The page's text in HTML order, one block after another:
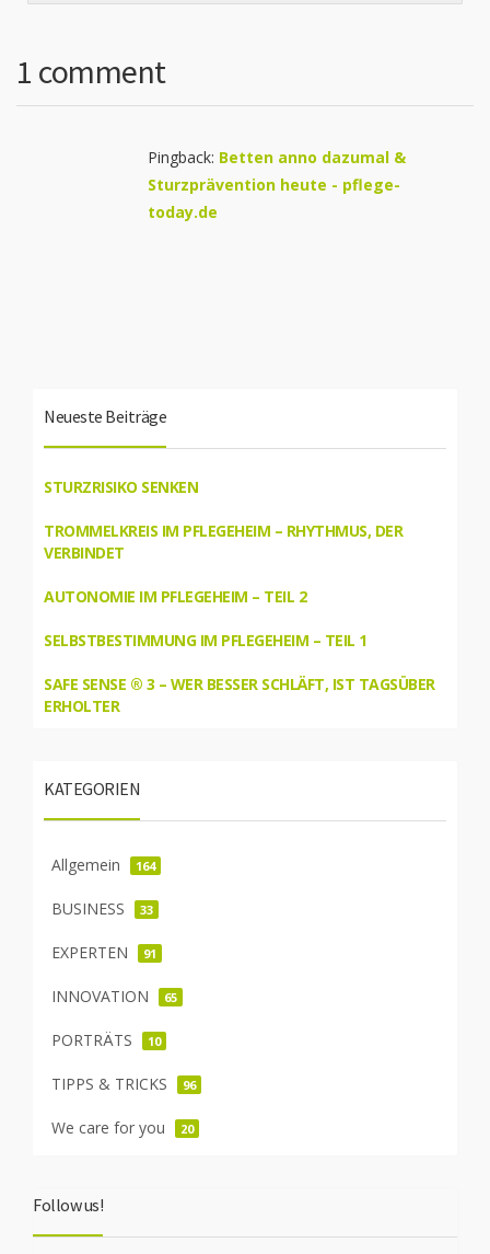
1 comment
Pingback: Betten anno dazumal &
Sturzprävention heute - pflege-
today.de
Neueste Beiträge
STURZRISIKO SENKEN
TROMMELKREIS IM PFLEGEHEIM – RHYTHMUS, DER
VERBINDET
AUTONOMIE IM PFLEGEHEIM – TEIL 2
SELBSTBESTIMMUNG IM PFLEGEHEIM – TEIL 1
SAFE SENSE ® 3 – WER BESSER SCHLÄFT, IST TAGSÜBER
ERHOLTER
KATEGORIEN
Allgemein 164
BUSINESS 33
EXPERTEN 91
INNOVATION 65
PORTRÄTS 10
TIPPS & TRICKS 96
We care for you 20
Follow us!